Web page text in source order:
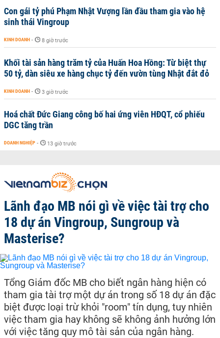
Con gái tỷ phú Phạm Nhật Vượng lần đầu tham gia vào hệ
sinh thái Vingroup
KINH DOANH - 8 giờ trước
Khối tài sản hàng trăm tỷ của Huấn Hoa Hồng: Từ biệt thự
50 tỷ, dàn siêu xe hàng chục tỷ đến vườn tùng Nhật đắt đỏ
KINH DOANH - 3 giờ trước
Hoá chất Đức Giang công bố hai ứng viên HĐQT, cổ phiếu
DGC tăng trần
DOANH NGHIỆP - 13 giờ trước
Lãnh đạo MB nói gì về việc tài trợ cho
18 dự án Vingroup, Sungroup và
Masterise?
Tổng Giám đốc MB cho biết ngân hàng hiện có
tham gia tài trợ một dự án trong số 18 dự án đặc
biệt được loại trừ khỏi "room" tín dụng, tuy nhiên
việc tham gia hay không sẽ không ảnh hưởng lớn
với việc tăng quy mô tài sản của ngân hàng.